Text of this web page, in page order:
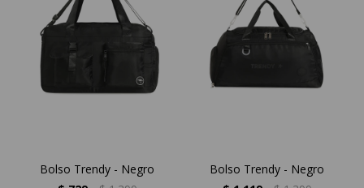
Bolso Trendy - Negro
Bolso Trendy - Negro